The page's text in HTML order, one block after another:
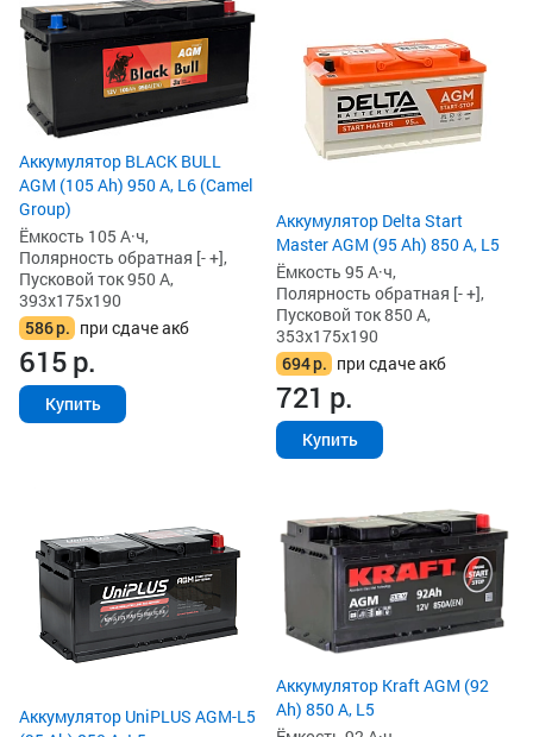
Аккумулятор BLACK BULL
AGM (105 Ah) 950 А, L6 (Camel
Group)
Ёмкость 105 А·ч,
Полярность обратная [- +],
Пусковой ток 950 А,
393x175x190
586р. при сдаче акб
615р.
Купить
Аккумулятор Delta Start
Master AGM (95 Ah) 850 А, L5
Ёмкость 95 А·ч,
Полярность обратная [- +],
Пусковой ток 850 А,
353x175x190
694р. при сдаче акб
721 р.
Купить
Аккумулятор UniPLUS AGM-L5
Аккумулятор Kraft AGM (92
Ah) 850 А, L5